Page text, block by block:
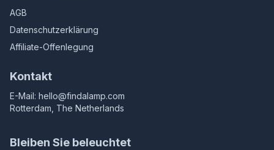
AGB
Datenschutzerklärung
Affiliate-Offenlegung
Kontakt
E-Mail: hello@findalamp.com
Rotterdam, The Netherlands
Bleiben Sie beleuchtet